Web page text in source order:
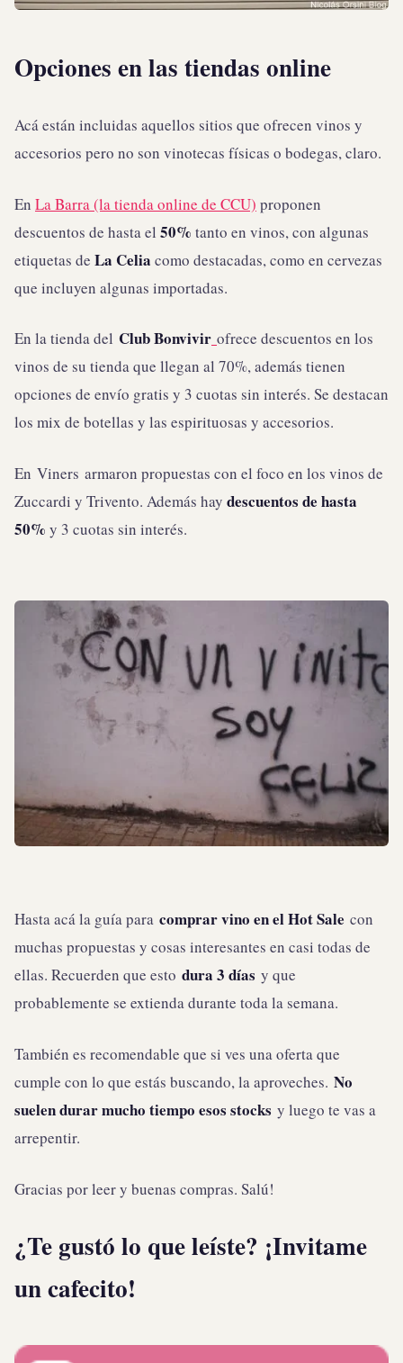
Opciones en las tiendas online
Acá están incluidas aquellos sitios que ofrecen vinos y
accesorios pero no son vinotecas físicas o bodegas, claro.
En La Barra (la tienda online de CCU) proponen
descuentos de hasta el 50% tanto en vinos, con algunas
etiquetas de La Celia como destacadas, como en cervezas
que incluyen algunas importadas.
En la tienda del Club Bonvivir ofrece descuentos en los
vinos de su tienda que llegan al 70%, además tienen
opciones de envío gratis y 3 cuotas sin interés. Se destacan
los mix de botellas y las espirituosas y accesorios.
En Viners armaron propuestas con el foco en los vinos de
Zuccardi y Trivento. Además hay descuentos de hasta
50% y 3 cuotas sin interés.
Hasta acá la guía para comprar vino en el Hot Sale con
muchas propuestas y cosas interesantes en casi todas de
ellas. Recuerden que esto dura 3 días y que
probablemente se extienda durante toda la semana.
También es recomendable que si ves una oferta que
cumple con lo que estás buscando, la aproveches. No
suelen durar mucho tiempo esos stocks y luego te vas a
arrepentir.
Gracias por leer y buenas compras. Salú!
¿Te gustó lo que leíste? ¡Invitame
un cafecito!